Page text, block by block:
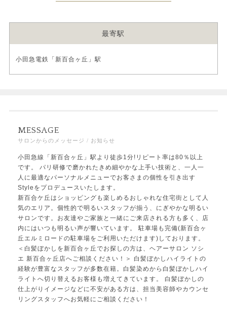
最寄駅
小田急電鉄「新百合ヶ丘」駅
MESSAGE
サロンからのメッセージ / お知らせ
小田急線「新百合ヶ丘」駅より徒歩1分!リピート率は80％以上
です。 パリ研修で磨かれたきめ細やかな上手い技術と、一人一
人に最適なパーソナルメニューでお客さまの個性を引き出す
Styleをプロデュースいたします。
新百合ケ丘はショッピングも楽しめるおしゃれな住宅街として人
気のエリア。個性的で明るいスタッフが揃う、にぎやかな明るい
サロンです。お友達やご家族と一緒にご来店される方も多く、店
内にはいつも明るい声が響いています。 駐車場も完備(新百合ヶ
丘エルミロードの駐車場をご利用いただけます)しております。
＜白髪ぼかしを新百合ヶ丘でお探しの方は、ヘアーサロン ソシ
エ 新百合ヶ丘店へご相談ください！＞ 白髪ぼかしハイライトの
経験が豊富なスタッフが多数在籍。白髪染めから白髪ぼかしハイ
ライトへ切り替えるお客様も増えてきています。 白髪ぼかしの
仕上がりイメージなどに不安がある方は、担当美容師やカウンセ
リングスタッフへお気軽にご相談ください！